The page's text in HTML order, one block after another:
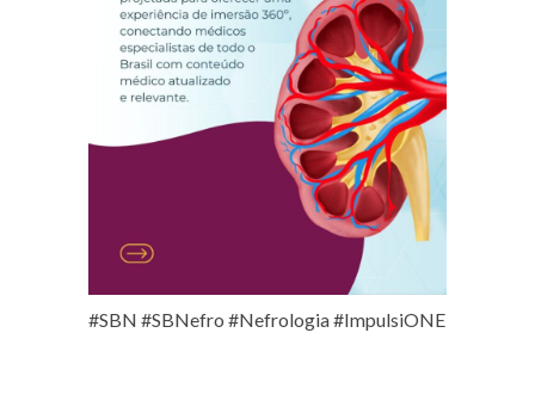
#SBN #SBNefro #Nefrologia #ImpulsiONE